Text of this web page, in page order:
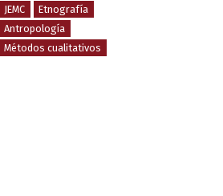
JEMC
Etnografía
Antropología
Métodos cualitativos